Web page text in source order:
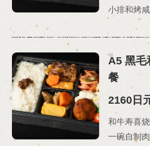
A5 黑毛
餐
2160日
和牛寿喜